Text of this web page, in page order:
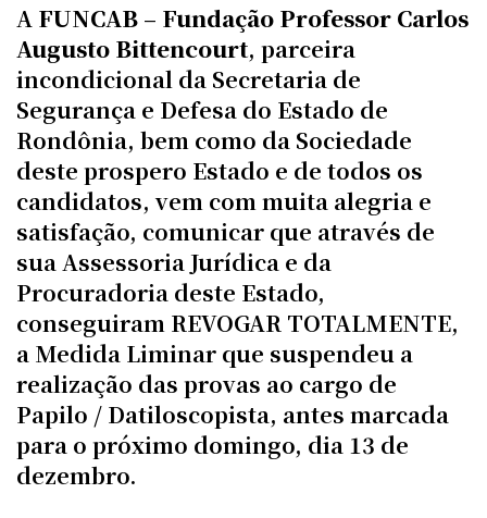
A FUNCAB – Fundação Professor Carlos
Augusto Bittencourt, parceira
incondicional da Secretaria de
Segurança e Defesa do Estado de
Rondônia, bem como da Sociedade
deste prospero Estado e de todos os
candidatos, vem com muita alegria e
satisfação, comunicar que através de
sua Assessoria Jurídica e da
Procuradoria deste Estado,
conseguiram REVOGAR TOTALMENTE,
a Medida Liminar que suspendeu a
realização das provas ao cargo de
Papilo / Datiloscopista, antes marcada
para o próximo domingo, dia 13 de
dezembro.